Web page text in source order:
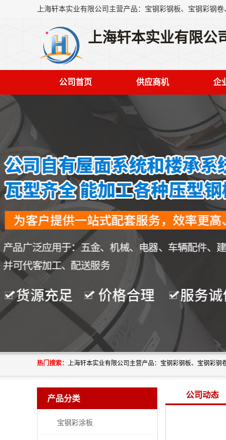
上海轩本实业有限公
公司首页 供应商机 企
热门搜索：
产品分类
宝钢彩涂板
公司动态